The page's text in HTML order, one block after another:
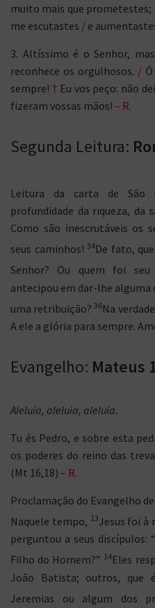
muito mais que prometestes;
me escutastes / e
3. Altíssimo é o Senhor,
reconhece os orgulhosos. /
sempre! † Eu vos peço: não
fizeram vossas mãos! – R.
Segunda Leitura:
Leitura da carta de São
profundidade da riqueza, da
Como são inescrutáveis os
seus caminhos! 34De fato,
Senhor? Ou quem foi
antecipou em dar-lhe alguma
uma retribuição?36Na
A ele a glória para sempre.
Evangelho: Mateus
Aleluia, aleluia, aleluia.
Tu és Pedro, e sobre esta
os poderes do reino das
(Mt 16,18) – R.
Proclamação do Evangelho
Naquele tempo, 13Jesus foi à
perguntou a seus discípulos:
Filho do Homem?” 14Eles
João Batista; outros, que
Jeremias ou algum dos